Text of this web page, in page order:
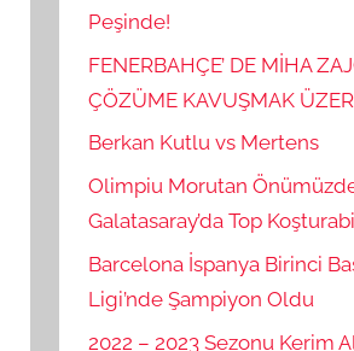
Peşinde!
FENERBAHÇE’ DE MİHA
ÇÖZÜME KAVUŞMAK
Berkan Kutlu vs Mertens
Olimpiu Morutan
Galatasaray’da Top
Barcelona İspanya Birinci
Ligi’nde Şampiyon Oldu
2022 – 2023 Sezonu Kerim